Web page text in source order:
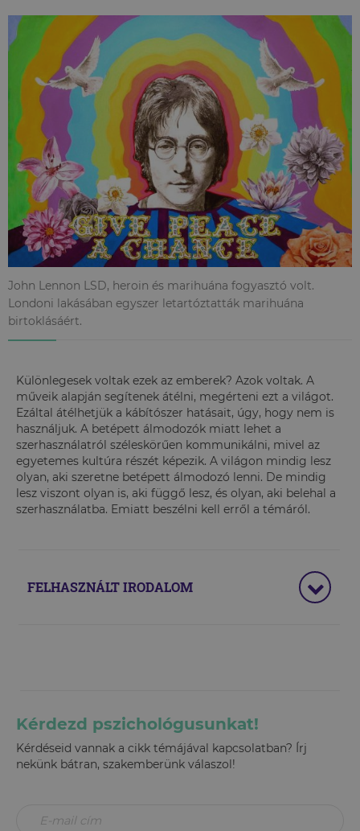
John Lennon LSD, heroin és marihuána fogyasztó volt.
Londoni lakásában egyszer letartóztatták marihuána
birtoklásáért.
Különlegesek voltak ezek az emberek? Azok voltak. A
műveik alapján segítenek átélni, megérteni ezt a világot.
Ezáltal átélhetjük a kábítószer hatásait, úgy, hogy nem is
használjuk. A betépett álmodozók miatt lehet a
szerhasználatról széleskörűen kommunikálni, mivel az
egyetemes kultúra részét képezik. A világon mindig lesz
olyan, aki szeretne betépett álmodozó lenni. De mindig
lesz viszont olyan is, aki függő lesz, és olyan, aki belehal a
szerhasználatba. Emiatt beszélni kell erről a témáról.
FELHASZNÁLT IRODALOM
Kérdezd pszichológusunkat!
Kérdéseid vannak a cikk témájával kapcsolatban? Írj
nekünk bátran, szakemberünk válaszol!